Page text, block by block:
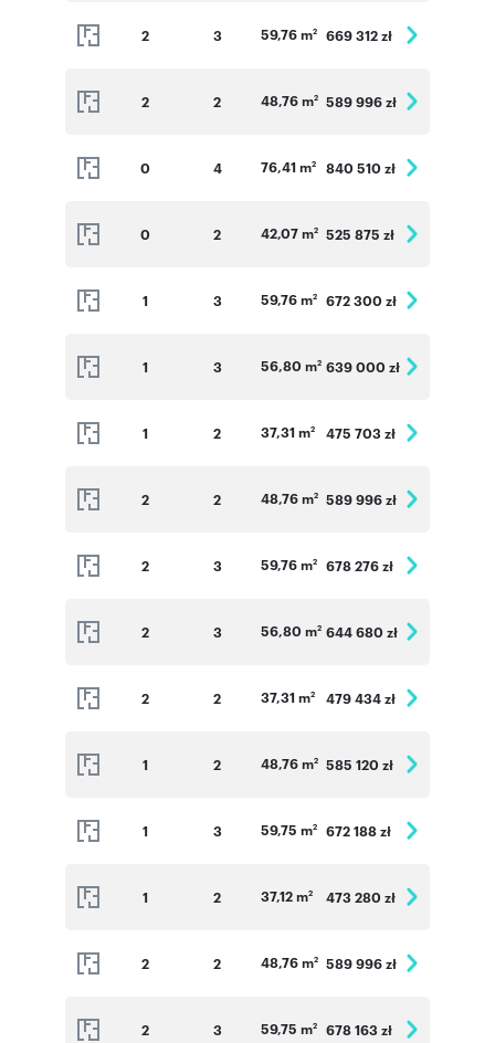
2 3 59,76 m2 669 312 zł
2 2 48,76 m2 589 996 zł
0 4 76,41 m2 840 510 zł
0 2 42,07 m2 525 875 zł
1 3 59,76 m2 672 300 zł
1 3 56,80 m2 639 000 zł
1 2 37,31 m2 475 703 zł
2 2 48,76 m2 589 996 zł
2 3 59,76 m2 678 276 zł
2 3 56,80 m2 644 680 zł
2 2 37,31 m2 479 434 zł
1 2 48,76 m2 585 120 zł
1 3 59,75 m2 672 188 zł
1 2 37,12 m2 473 280 zł
2 2 48,76 m2 589 996 zł
2 3 59,75 m2 678 163 zł